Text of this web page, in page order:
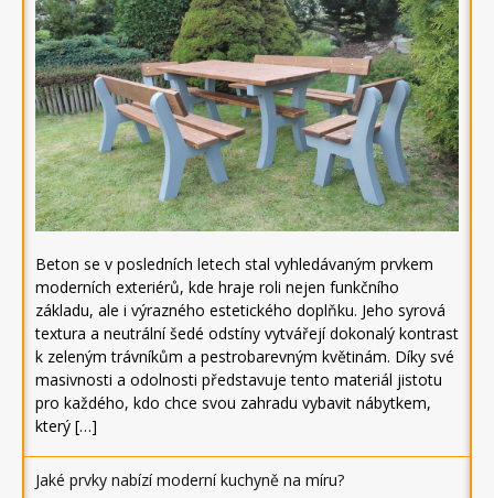
Beton se v posledních letech stal vyhledávaným prvkem
moderních exteriérů, kde hraje roli nejen funkčního
základu, ale i výrazného estetického doplňku. Jeho syrová
textura a neutrální šedé odstíny vytvářejí dokonalý kontrast
k zeleným trávníkům a pestrobarevným květinám. Díky své
masivnosti a odolnosti představuje tento materiál jistotu
pro každého, kdo chce svou zahradu vybavit nábytkem,
který […]
Jaké prvky nabízí moderní kuchyně na míru?